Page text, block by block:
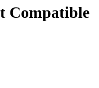
Compatible